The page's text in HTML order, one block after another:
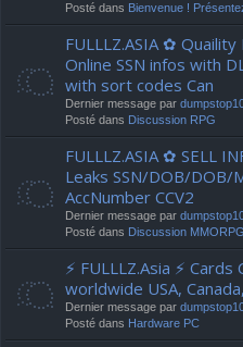
Posté dans Bienvenue !
FULLLZ.ASIA ✿
Online SSN infos with
with sort codes Can
Dernier message par
Posté dans Discussion RPG
FULLLZ.ASIA ✿ SELL
Leaks SSN/DOB/
AccNumber CCV2
Dernier message par
Posté dans Discussion MMORPG
⚡ FULLLZ.Asia ⚡
worldwide USA,
Dernier message par
Posté dans Hardware PC